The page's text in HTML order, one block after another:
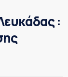
: